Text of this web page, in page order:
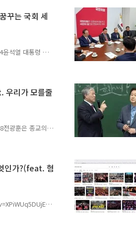
어내리기 위하여
대통령은 경찰도
혈 사태가 발생
었는가? 대한민
꾸는 국회 세
석열 대통령 편
국민의 힘이
꾸는 국회 세
탄핵시키고자 한
감옥에 가도록
력은 자신들이
..
우리가 모를줄
광훈은 종교의
이다. 그는 대한
이라고 불리는
이 아니다! 그들
고 노력하고 있
여 자신들의
..
인가?(feat. 혐
과
. 윤석열 대통
정이다. 그와 더